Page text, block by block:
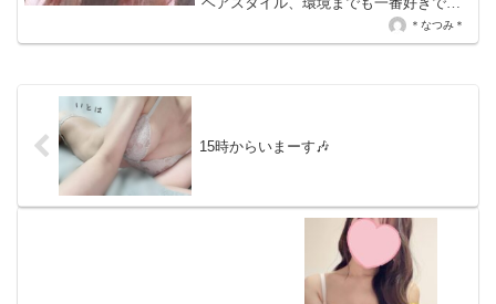
た♡そして今日はとっても大切な日なの
です。なんの日？と言われるとここでは
＊なつみ＊
15時からいまーす🎶